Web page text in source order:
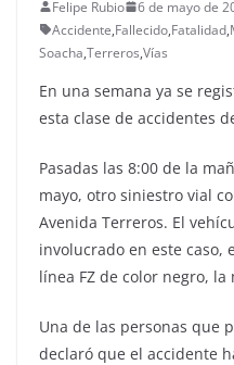
Felipe Rubio 6 de mayo de
Accidente,Fallecido,Fatalidad,
Soacha,Terreros,Vías
En una semana ya se
esta clase de accidentes
Pasadas las 8:00 de la
mayo, otro siniestro vial
Avenida Terreros. El
involucrado en este caso,
línea FZ de color negro, la
Una de las personas que
declaró que el accidente